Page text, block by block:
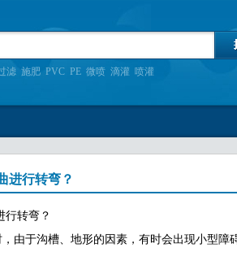
滤 施肥 PVC PE 微喷 滴灌 喷灌
进行转弯？
行转弯？
于沟槽、地形的因素，有时会出现小型障